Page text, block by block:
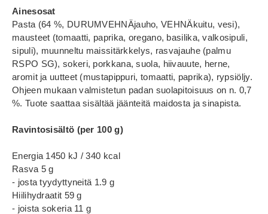
Ainesosat
Pasta (64 %, DURUMVEHNÄjauho, VEHNÄkuitu, vesi),
mausteet (tomaatti, paprika, oregano, basilika, valkosipuli,
sipuli), muunneltu maissitärkkelys, rasvajauhe (palmu
RSPO SG), sokeri, porkkana, suola, hiivauute, herne,
aromit ja uutteet (mustapippuri, tomaatti, paprika), rypsiöljy.
Ohjeen mukaan valmistetun padan suolapitoisuus on n. 0,7
%. Tuote saattaa sisältää jäänteitä maidosta ja sinapista.
Ravintosisältö (per 100 g)
Energia 1450 kJ / 340 kcal
Rasva 5 g
- josta tyydyttyneitä 1.9 g
Hiilihydraatit 59 g
- joista sokeria 11 g